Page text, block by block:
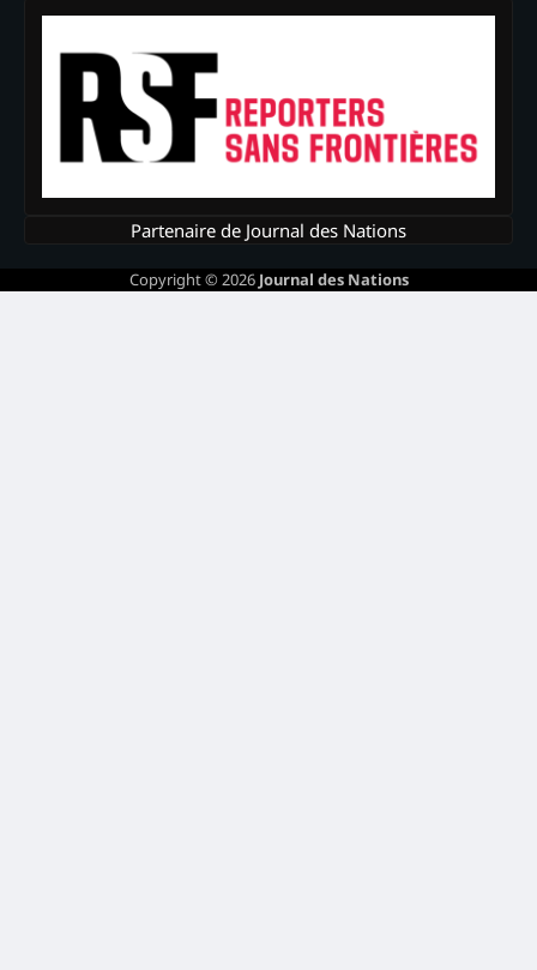
Partenaire de Journal des Nations
Copyright © 2026 Journal des Nations